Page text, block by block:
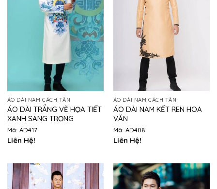
ÁO DÀI NAM CÁCH TÂN
ÁO DÀI TRẮNG VẼ HỌA TIẾT
XANH SANG TRỌNG
Mã: AD417
Liên Hệ!
ÁO DÀI NAM CÁCH TÂN
ÁO DÀI NAM KẾT REN HOA
VĂN
Mã: AD408
Liên Hệ!